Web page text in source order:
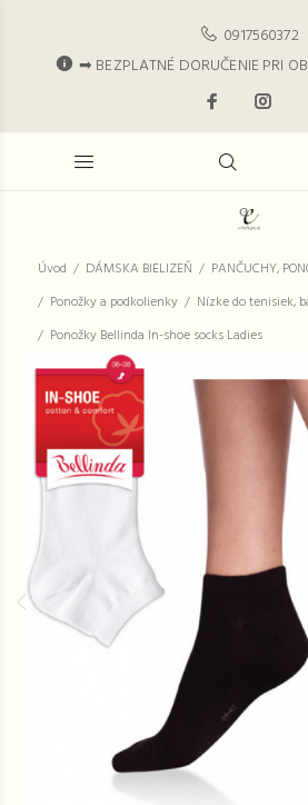
0917560372
➡ BEZPLATNÉ DORUČENIE PRI
Úvod DÁMSKA BIELIZEŇ
PANČUCHY,
Ponožky a podkolienky
Nízke do tenisiek,
Ponožky Bellinda In-shoe socks Ladies